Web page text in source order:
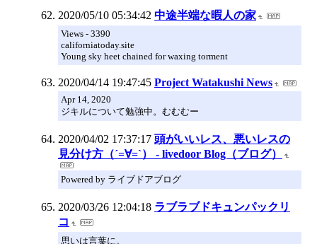
2020/05/10 05:34:42 中途半端な暇人の家
Views - 3390
californiatoday.site
Young sky heet chained for waxing torment
2020/04/14 19:47:45 Project Watakushi News
Apr 14, 2020
ジキルについて勉強中。むむむー
2020/04/02 17:37:17 頭がいいレス、悪いレスの
見分け方（´=∀=`） - livedoor Blog（ブログ）
Powered by ライブドアブログ
2020/03/26 12:04:18 ラブラブドキュンパックリ
コ
思いは言葉に。